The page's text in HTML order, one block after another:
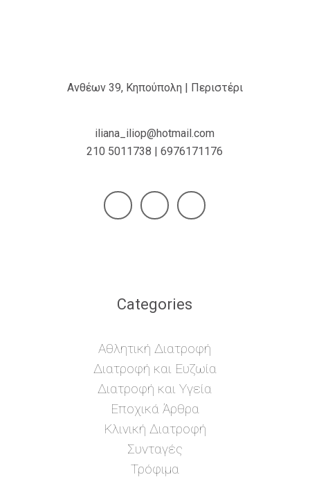
Ανθέων 39, Κηπούπολη | Περιστέρι
iliana_iliop@hotmail.com
210 5011738 | 6976171176
Categories
Αθλητική Διατροφή
Διατροφή και Ευζωία
Διατροφή και Υγεία
Εποχικά Άρθρα
Κλινική Διατροφή
Συνταγές
Τρόφιμα